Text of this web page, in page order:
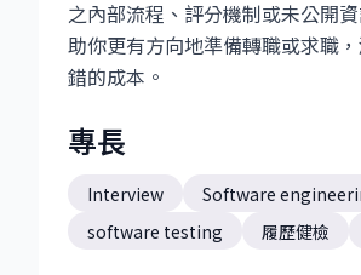
之內部流程、評分機制或未公開
助你更有方向地準備轉職或求職
錯的成本。
專長
Interview
Software
software testing
履歷健檢